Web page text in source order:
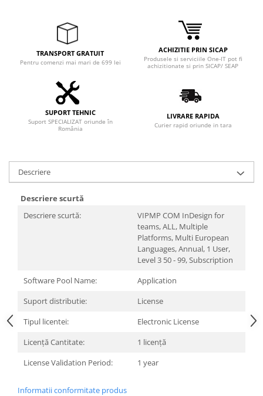
TRANSPORT GRATUIT
Pentru comenzi mai mari de 699 lei
ACHIZITIE PRIN SICAP
Produsele si serviciile One-IT pot fi
achizitionate si prin SICAP/ SEAP
SUPORT TEHNIC
Suport SPECIALIZAT oriunde în
România
LIVRARE RAPIDA
Curier rapid oriunde in tara
Descriere
Descriere scurtă
Descriere scurtă:
VIPMP COM InDesign for
teams, ALL, Multiple
Platforms, Multi European
Languages, Annual, 1 User,
Level 3 50 - 99, Subscription
Software Pool Name:
Application
Suport distributie:
License
Tipul licentei:
Electronic License
Licență Cantitate:
1 licență
License Validation Period:
1 year
Informatii conformitate produs